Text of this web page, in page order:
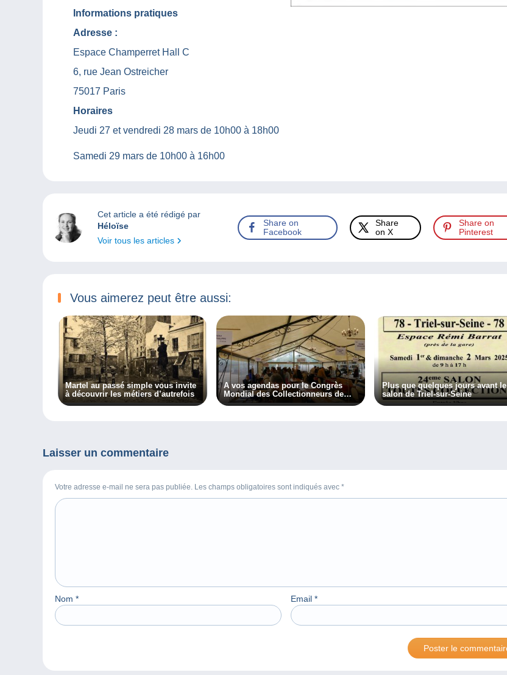
Informations pratiques
Adresse :
Espace Champerret Hall C
6, rue Jean Ostreicher
75017 Paris
Horaires
Jeudi 27 et vendredi 28 mars de 10h00 à 18h00
Samedi 29 mars de 10h00 à 16h00
Cet article a été rédigé par
Héloïse
Voir tous les articles
Share on
Facebook
Share
on X
Share on
Pinterest
Vous aimerez peut être aussi:
Martel au passé simple vous invite
à découvrir les métiers d’autrefois
A vos agendas pour le Congrès
Mondial des Collectionneurs de
Paris 2025 à Condé-Sainte-Libiaire
Plus que quelques jours avant le
salon de Triel-sur-Seine
Laisser un commentaire
Votre adresse e-mail ne sera pas publiée. Les champs obligatoires sont indiqués avec *
Nom * Email *